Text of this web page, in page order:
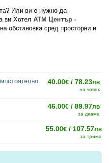
Или ви е нужно да
ви Хотел АТМ Център -
обстановка сред просторни и
40.00€ / 78.23лв
на човек
46.00€ / 89.97лв
за двама
55.00€ / 107.57лв
за трима